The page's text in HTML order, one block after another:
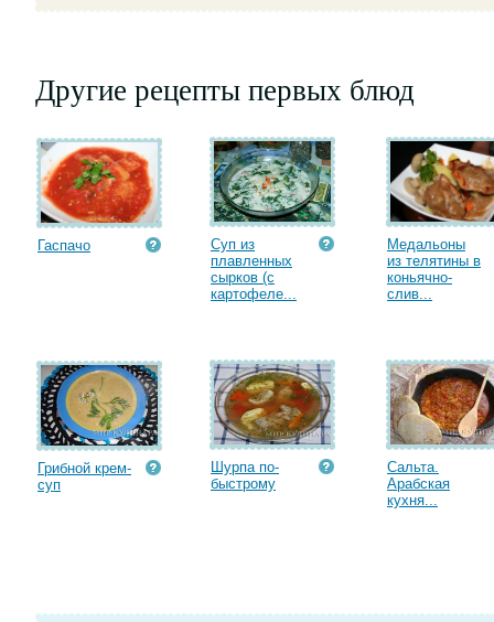
Другие рецепты первых блюд
Гаспачо
Суп из
плавленных
сырков (с
картофеле...
Медальоны
из телятины в
коньячно-
слив...
Грибной крем-
суп
Шурпа по-
быстрому
Сальта.
Арабская
кухня...